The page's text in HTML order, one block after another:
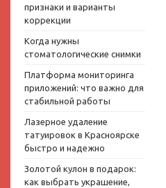
признаки и варианты
коррекции
Когда нужны
стоматологические снимки
Платформа мониторинга
приложений: что важно для
стабильной работы
Лазерное удаление
татуировок в Красноярске
быстро и надежно
Золотой кулон в подарок:
как выбрать украшение,